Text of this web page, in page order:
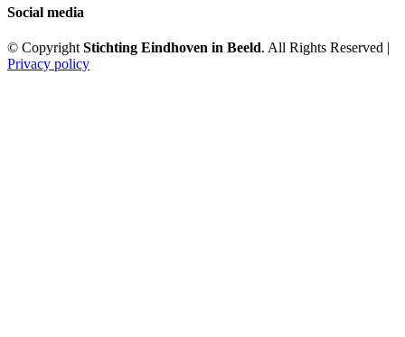
Social media
© CopyrightStichting Eindhoven in Beeld. All Rights Reserved |
Privacy policy